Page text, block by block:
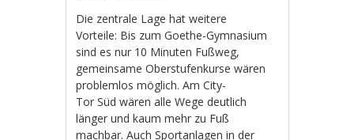
Die zentrale Lage hat weitere
Vorteile: Bis zum Goethe-Gymnasium
sind es nur 10 Minuten Fußweg,
gemeinsame Oberstufenkurse wären
problemlos möglich. Am City-
Tor Süd wären alle Wege deutlich
länger und kaum mehr zu Fuß
machbar. Auch Sportanlagen in der